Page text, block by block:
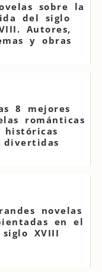
sobre la
del siglo
Autores,
y obras
8 mejores
románticas
históricas
divertidas
novelas
en el
siglo XVIII